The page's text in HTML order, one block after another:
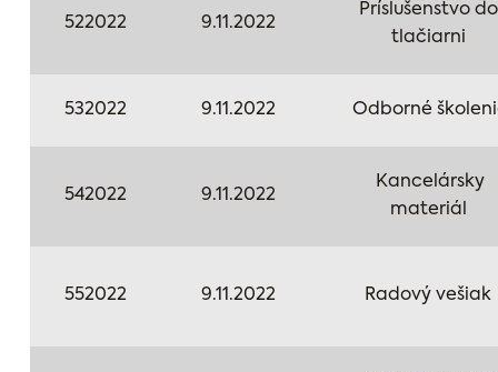
522022 9.11.2022
Príslušenstvo do
tlačiarni
532022 9.11.2022 Odborné
542022 9.11.2022
Kancelársky
materiál
552022 9.11.2022 Radový vešiak